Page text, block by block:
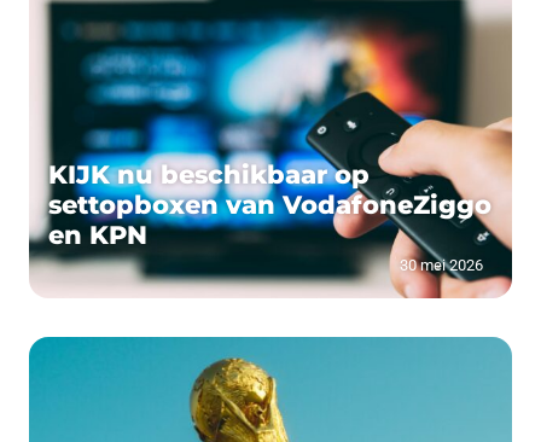
KIJK nu beschikbaar op
settopboxen van VodafoneZiggo
en KPN
30 mei 2026